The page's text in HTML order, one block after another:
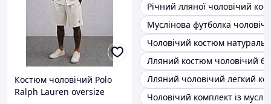
Костюм чоловічий Polo
Ralph Lauren oversize
Річний лляної чоловічий
Муслінова футболка чоловіча
Чоловічий костюм
Лляний костюм чоловічий
Лляний чоловічий легкий
Чоловічий комплект із